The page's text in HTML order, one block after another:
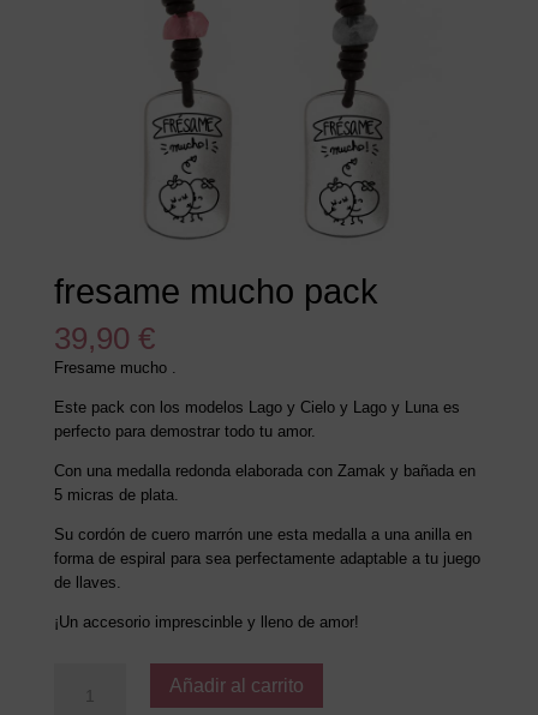
fresame mucho pack
39,90 €
Fresame mucho .
Este pack con los modelos Lago y Cielo y Lago y Luna es
perfecto para demostrar todo tu amor.
Con una medalla redonda elaborada con Zamak y bañada en
5 micras de plata.
Su cordón de cuero marrón une esta medalla a una anilla en
forma de espiral para sea perfectamente adaptable a tu juego
de llaves.
¡Un accesorio imprescinble y lleno de amor!
mucho
Añadir al carrito